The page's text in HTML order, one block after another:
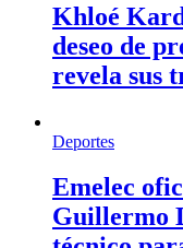
Khloé
deseo de
revela sus
Deportes
Emelec
Guillermo